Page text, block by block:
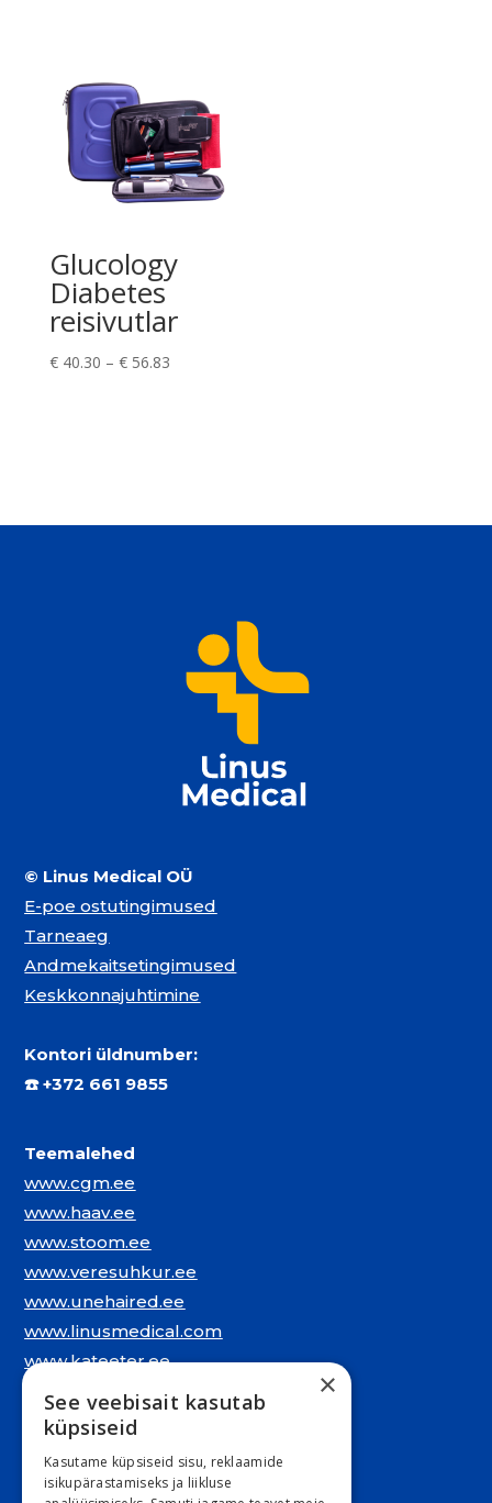
Glucology
Diabetes
reisivutlar
€40.30 – €56.83Hinnavahemik:
© Linus Medical OÜ
E-poe ostutingimused
Tarneaeg
Andmekaitsetingimused
Keskkonnajuhtimine
Kontori üldnumber:
☎️+372 661 9855
Teemalehed
www.cgm.ee
www.haav.ee
www.stoom.ee
www.veresuhkur.ee
www.unehaired.ee
www.linusmedical.com
www.kateeter.ee
Juriidiline aadress:
Narva mnt. 5, 10117 Tallinn
REG: 11548994
×
See veebisait kasutab
küpsiseid
Kasutame küpsiseid sisu, reklaamide
isikupärastamiseks ja liikluse